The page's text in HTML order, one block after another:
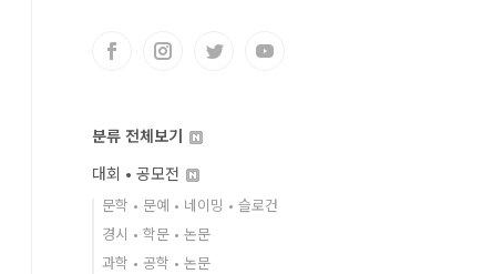
분류 전체보기
대회 • 공모전
문학 • 문예 • 네이밍 • 슬로건
경시 • 학문 • 논문
과학 • 공학 • 논문